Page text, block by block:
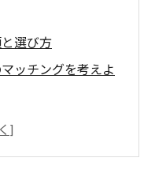
選び方
ッチングを考えよ
るお酒の飲み方